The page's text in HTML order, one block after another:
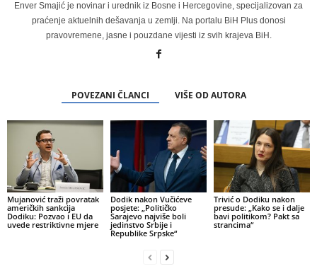
Enver Smajić je novinar i urednik iz Bosne i Hercegovine, specijalizovan za
praćenje aktuelnih dešavanja u zemlji. Na portalu BiH Plus donosi
pravovremene, jasne i pouzdane vijesti iz svih krajeva BiH.
POVEZANI ČLANCI VIŠE OD AUTORA
Mujanović traži povratak
američkih sankcija
Dodiku: Pozvao i EU da
uvede restriktivne mjere
Dodik nakon Vučićeve
posjete: „Političko
Sarajevo najviše boli
jedinstvo Srbije i
Republike Srpske“
Trivić o Dodiku nakon
presude: „Kako se i dalje
bavi politikom? Pakt sa
strancima“